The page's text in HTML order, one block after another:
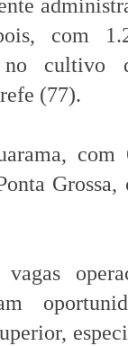
com
no cultivo
(77).
com
Grossa,